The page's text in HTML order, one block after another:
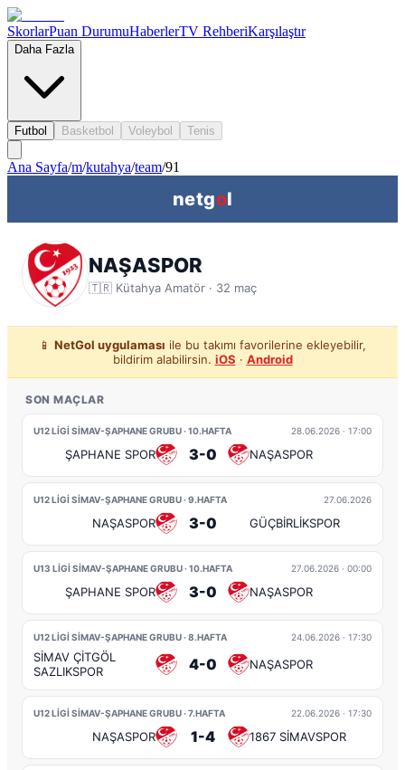
SkorlarPuan DurumuHaberlerTV RehberiKarşılaştır
Daha Fazla
Futbol Basketbol Voleybol Tenis
Ana Sayfa/m/kutahya/team/91
netgol
NAŞASPOR
🇹🇷 Kütahya Amatör · 32 maç
📱 NetGol uygulaması ile bu takımı favorilerine ekleyebilir,
bildirim alabilirsin. iOS · Android
SON MAÇLAR
U12 LİGİ SİMAV-ŞAPHANE GRUBU · 10.HAFTA 28.06.2026 · 17:00
ŞAPHANE SPOR 3-0 NAŞASPOR
U12 LİGİ SİMAV-ŞAPHANE GRUBU · 9.HAFTA 27.06.2026
NAŞASPOR 3-0 GÜÇBİRLİKSPOR
U13 LİGİ SİMAV-ŞAPHANE GRUBU · 10.HAFTA 27.06.2026 · 00:00
ŞAPHANE SPOR 3-0 NAŞASPOR
U12 LİGİ SİMAV-ŞAPHANE GRUBU · 8.HAFTA 24.06.2026 · 17:30
SİMAV ÇİTGÖL
SAZLIKSPOR
4-0 NAŞASPOR
U12 LİGİ SİMAV-ŞAPHANE GRUBU · 7.HAFTA 22.06.2026 · 17:30
NAŞASPOR 1-4 1867 SİMAVSPOR